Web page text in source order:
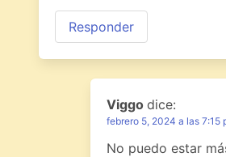
Responder
Viggo dice:
febrero 5, 2024 a las 7:15
No puedo estar